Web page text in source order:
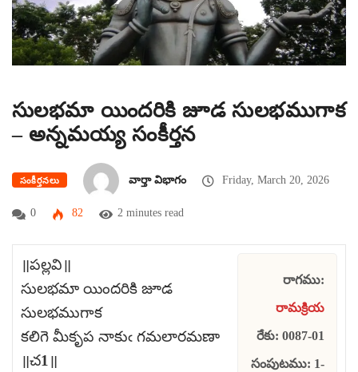
సులభమా యిందరికి జూడ సులభముగాక
– అన్నమయ్య సంకీర్తన
సంకీర్తనలు వార్తా విభాగం Friday, March 20, 2026
0 82 2 minutes read
॥పల్లవి॥
సులభమా యిందరికి జూడ
సులభముగాక
కలిగె మీకృప నాకుఁ గమలారమణా
॥చ1॥
రాగము:
రామక్రియ
రేకు: 0087-01
సంపుటము: 1-